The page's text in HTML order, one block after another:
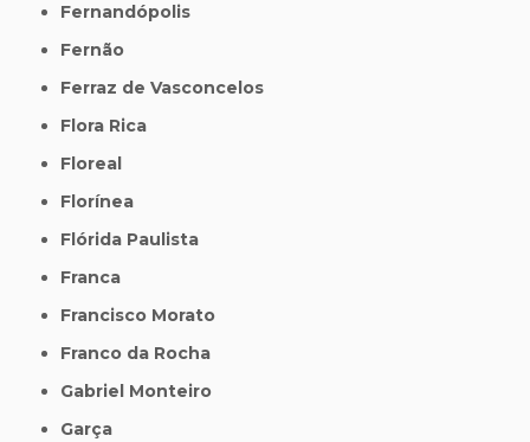
Fernandópolis
Fernão
Ferraz de Vasconcelos
Flora Rica
Floreal
Florínea
Flórida Paulista
Franca
Francisco Morato
Franco da Rocha
Gabriel Monteiro
Garça